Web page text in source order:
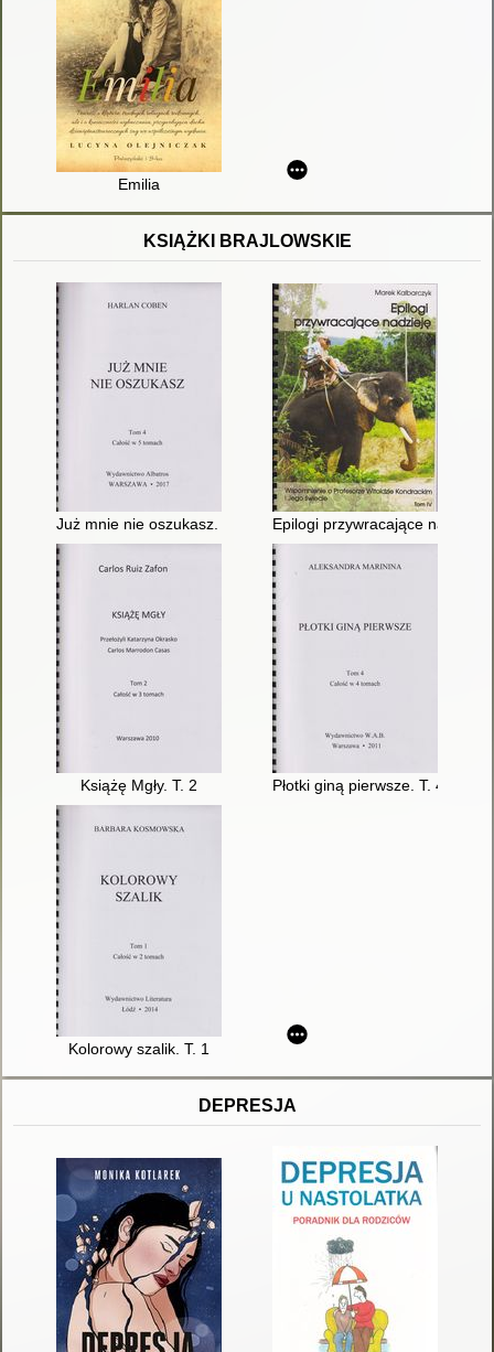
Emilia
KSIĄŻKI BRAJLOWSKIE
Już mnie nie oszukasz. T. 4 Epilogi przywracające
Książę Mgły. T. 2 Płotki giną pierwsze. T. 4
Kolorowy szalik. T. 1
DEPRESJA